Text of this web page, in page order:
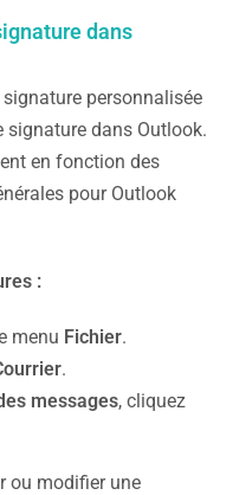
dans
personnalisée
signature dans Outlook.
en fonction des
pour Outlook
:
menu Fichier.
.
messages, cliquez
ou modifier une